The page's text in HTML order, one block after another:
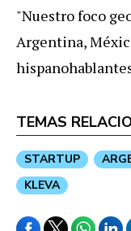
"Nuestro foco
Argentina,
TEMAS
STARTUP
KLEVA